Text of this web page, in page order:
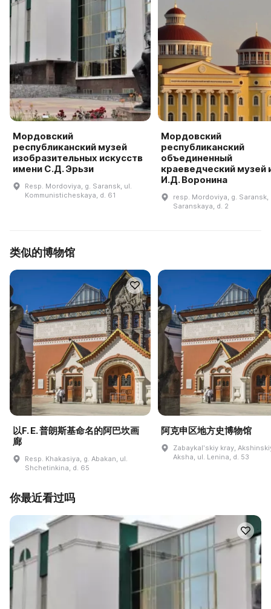
Мордовский
республиканский музей
изобразительных искусств
имени С.Д. Эрьзи
Resp. Mordoviya, g. Saransk, ul.
Kommunisticheskaya, d. 61
Мордовский
республиканский
объединенный
краеведческий музей
И.Д. Воронина
resp. Mordoviya, g. Saransk,
Saranskaya, d. 2
类似的博物馆
以F. E. 普朗斯基命名的阿巴坎画
廊
Resp. Khakasiya, g. Abakan, ul.
Shchetinkina, d. 65
阿克申区地方史博物馆
Zabaykalʹskiy kray,
Aksha, ul. Lenina, d. 53
你最近看过吗